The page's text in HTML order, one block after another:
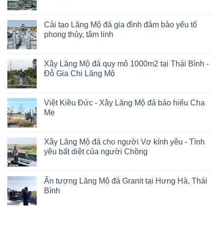
Cải tạo Lăng Mộ đá gia đình đảm bảo yếu tố
phong thủy, tâm linh
Xây Lăng Mộ đá quy mô 1000m2 tại Thái Bình -
Đỗ Gia Chi Lăng Mộ
Việt Kiều Đức - Xây Lăng Mộ đá báo hiếu Cha
Mẹ
Xây Lăng Mộ đá cho người Vợ kính yêu - Tình
yêu bất diệt của người Chồng
Ấn tượng Lăng Mộ đá Granit tại Hưng Hà, Thái
Bình